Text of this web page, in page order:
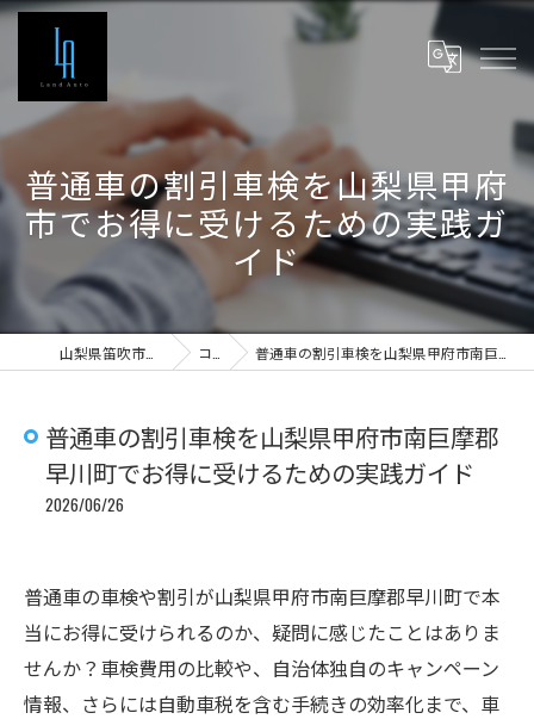
普通車の割引車検を山梨県甲府
市でお得に受けるための実践ガ
イド
コラム 普通車の割引車検を山梨県甲府市南巨摩郡早川町でお得に受けるための実践ガイド
普通車の割引車検を山梨県甲府市南巨摩郡
早川町でお得に受けるための実践ガイド
2026/06/26
普通車の車検や割引が山梨県甲府市南巨摩郡早川町で本
当にお得に受けられるのか、疑問に感じたことはありま
せんか？車検費用の比較や、自治体独自のキャンペーン
情報、さらには自動車税を含む手続きの効率化まで、車